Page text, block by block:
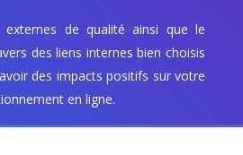
externes de qualité ainsi que le
des liens internes bien choisis
des impacts positifs sur votre
en ligne.